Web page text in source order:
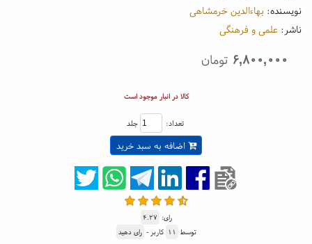
نویسنده: بهاءالدین خرمشاهی
ناشر: علمی و فرهنگی
۶,۸۰۰,۰۰۰ تومان
کالا در انبار موجود است
تعداد: جلد
اضافه به سبد خرید
رای: ۴.۲۷
توسط ۱۱ کاربر - رای دهید